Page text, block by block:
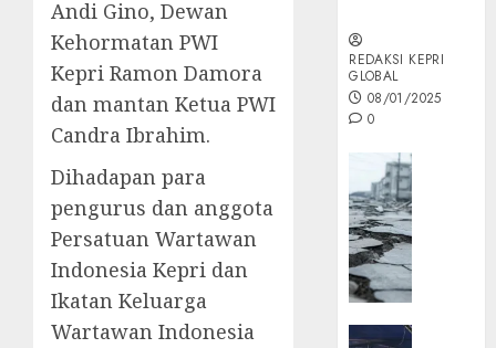
Andi Gino, Dewan
Kehormatan PWI
Kepri Ramon Damora
dan mantan Ketua PWI
Candra Ibrahim.
Dihadapan para
pengurus dan anggota
Persatuan Wartawan
Indonesia Kepri dan
Ikatan Keluarga
Wartawan Indonesia
REDAKSI KEPRI
GLOBAL
08/01/2025
0